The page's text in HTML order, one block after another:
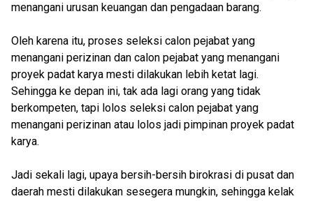
menangani urusan keuangan dan pengadaan barang.
Oleh karena itu, proses seleksi calon pejabat yang
menangani perizinan dan calon pejabat yang menangani
proyek padat karya mesti dilakukan lebih ketat lagi.
Sehingga ke depan ini, tak ada lagi orang yang tidak
berkompeten, tapi lolos seleksi calon pejabat yang
menangani perizinan atau lolos jadi pimpinan proyek padat
karya.
Jadi sekali lagi, upaya bersih-bersih birokrasi di pusat dan
daerah mesti dilakukan sesegera mungkin, sehingga kelak